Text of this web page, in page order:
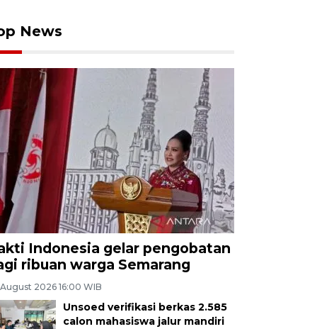
News
Indonesia gelar pengobatan
ribuan warga Semarang
2026 16:00 WIB
Unsoed verifikasi berkas 2.585
calon mahasiswa jalur mandiri